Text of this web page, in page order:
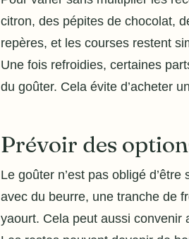
citron, des pépites de chocolat,
repères, et les courses restent
Une fois refroidies, certaines
du goûter. Cela évite d’acheter
Prévoir des
Le goûter n’est pas obligé
avec du beurre, une tranche de
yaourt. Cela peut aussi convenir